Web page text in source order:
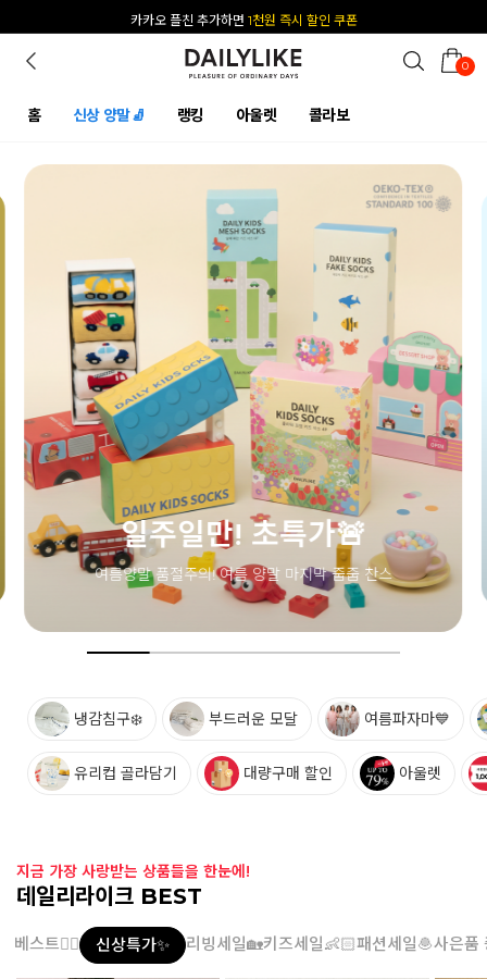
카카오 플친 추가하면 1천원 즉시 할인 쿠폰
0
홈 신상 양말🧦 랭킹 아울렛 콜라보
냉감침구❄️ 부드러운 모달 여름파자마💙
유리컵 골라담기 대량구매 할인 아울렛
지금 가장 사랑받는 상품들을 한눈에!
데일리라이크 BEST
베스트👍🏻 신상특가✨ 리빙세일🏡키즈세일👶🏻패션세일🧆사은품